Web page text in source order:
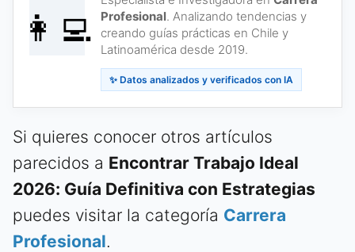
👩‍💻
Profesional. Analizando tendencias y
creando guías prácticas en Chile y
Latinoamérica desde 2019.
✨ Datos analizados y verificados con IA
Si quieres conocer otros artículos
parecidos a Encontrar Trabajo Ideal
2026: Guía Definitiva con Estrategias
puedes visitar la categoría Carrera
Profesional.